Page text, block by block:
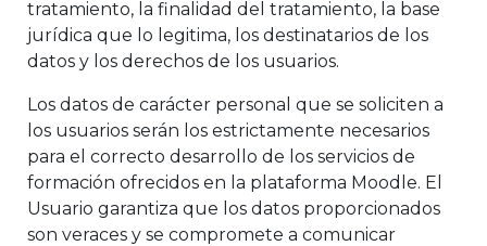
tratamiento, la finalidad del tratamiento, la base
jurídica que lo legitima, los destinatarios de los
datos y los derechos de los usuarios.
Los datos de carácter personal que se soliciten a
los usuarios serán los estrictamente necesarios
para el correcto desarrollo de los servicios de
formación ofrecidos en la plataforma Moodle. El
Usuario garantiza que los datos proporcionados
son veraces y se compromete a comunicar